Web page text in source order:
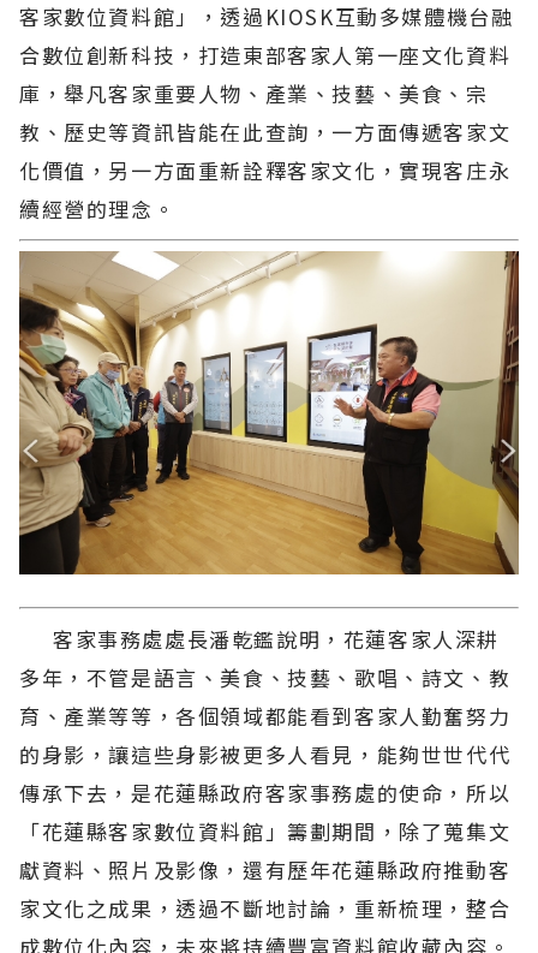
客家數位資料館」，透過KIOSK互動多媒體機台融
合數位創新科技，打造東部客家人第一座文化資料
庫，舉凡客家重要人物、產業、技藝、美食、宗
教、歷史等資訊皆能在此查詢，一方面傳遞客家文
化價值，另一方面重新詮釋客家文化，實現客庄永
續經營的理念。
客家事務處處長潘乾鑑說明，花蓮客家人深耕
多年，不管是語言、美食、技藝、歌唱、詩文、教
育、產業等等，各個領域都能看到客家人勤奮努力
的身影，讓這些身影被更多人看見，能夠世世代代
傳承下去，是花蓮縣政府客家事務處的使命，所以
「花蓮縣客家數位資料館」籌劃期間，除了蒐集文
獻資料、照片及影像，還有歷年花蓮縣政府推動客
家文化之成果，透過不斷地討論，重新梳理，整合
成數位化內容，未來將持續豐富資料館收藏內容。